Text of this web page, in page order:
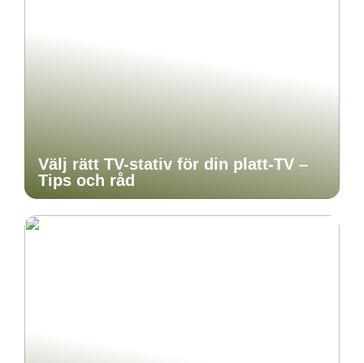
Välj rätt TV-stativ för din platt-TV –
Tips och råd